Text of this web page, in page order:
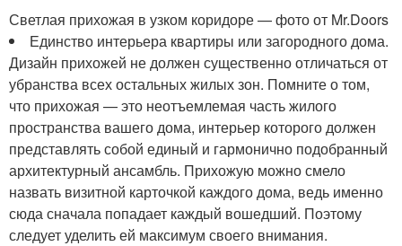
Светлая прихожая в узком коридоре — фото от Mr.Doors
Единство интерьера квартиры или загородного дома.
Дизайн прихожей не должен существенно отличаться от
убранства всех остальных жилых зон. Помните о том,
что прихожая — это неотъемлемая часть жилого
пространства вашего дома, интерьер которого должен
представлять собой единый и гармонично подобранный
архитектурный ансамбль. Прихожую можно смело
назвать визитной карточкой каждого дома, ведь именно
сюда сначала попадает каждый вошедший. Поэтому
следует уделить ей максимум своего внимания.